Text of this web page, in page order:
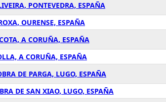
PONTEVEDRA, ESPAÑA
OURENSE, ESPAÑA
A CORUÑA, ESPAÑA
A CORUÑA, ESPAÑA
DE PARGA, LUGO, ESPAÑA
DE SAN XIAO, LUGO, ESPAÑA